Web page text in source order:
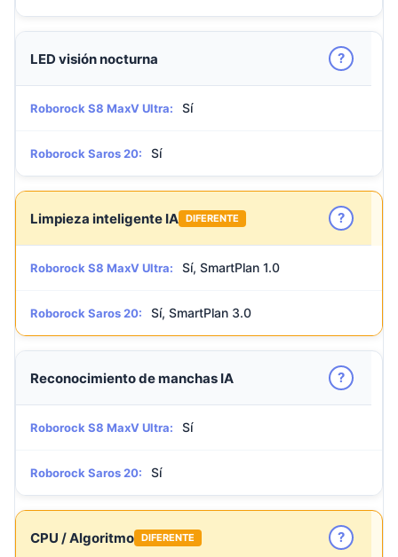
LED visión nocturna ?
Roborock S8 MaxV Ultra: Sí
Roborock Saros 20: Sí
Limpieza inteligente IA DIFERENTE ?
Roborock S8 MaxV Ultra: Sí, SmartPlan 1.0
Roborock Saros 20: Sí, SmartPlan 3.0
Reconocimiento de manchas IA ?
Roborock S8 MaxV Ultra: Sí
Roborock Saros 20: Sí
CPU / Algoritmo DIFERENTE ?